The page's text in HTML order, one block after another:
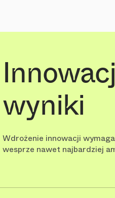
wyniki
Wdrożenie innowacji
wesprze nawet najbardziej